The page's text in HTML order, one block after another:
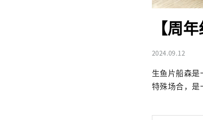
【周
2024.09.12
生鱼片船森
特殊场合，是